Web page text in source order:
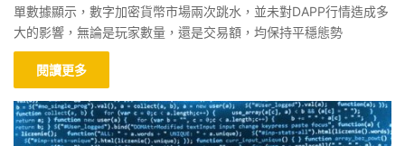
單數據顯示，數字加密貨幣市場兩次跳水，並未對DAPP行情造成多
大的影響，無論是玩家數量，還是交易額，均保持平穩態勢
閱讀更多